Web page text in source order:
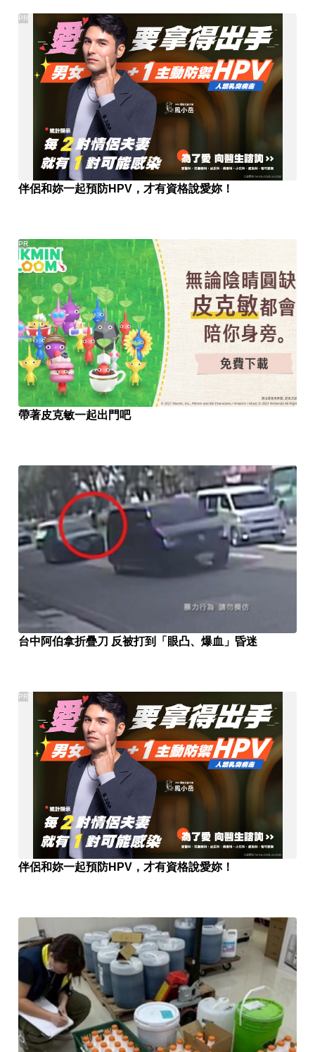
伴侶和妳一起預防HPV，才有資格說愛妳！
PR
帶著皮克敏一起出門吧
PR
台中阿伯拿折疊刀 反被打到「眼凸、爆血」昏迷
伴侶和妳一起預防HPV，才有資格說愛妳！
PR